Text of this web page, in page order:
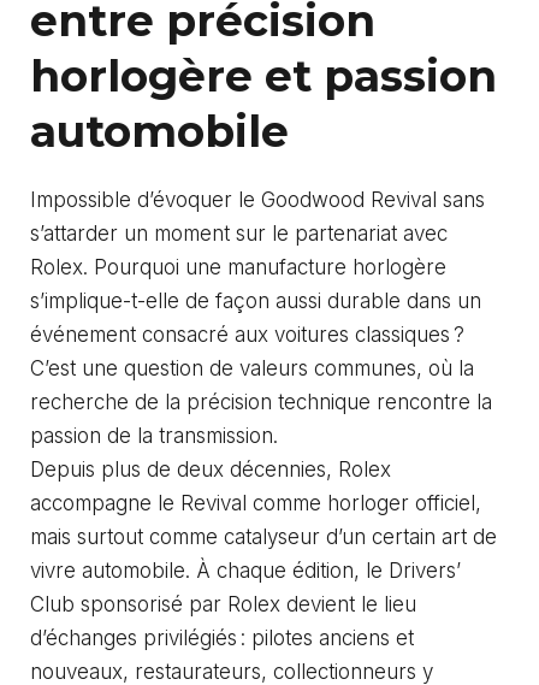
entre précision
horlogère et passion
automobile
Impossible d’évoquer le Goodwood Revival sans
s’attarder un moment sur le partenariat avec
Rolex. Pourquoi une manufacture horlogère
s’implique-t-elle de façon aussi durable dans un
événement consacré aux voitures classiques ?
C’est une question de valeurs communes, où la
recherche de la précision technique rencontre la
passion de la transmission.
Depuis plus de deux décennies, Rolex
accompagne le Revival comme horloger officiel,
mais surtout comme catalyseur d’un certain art de
vivre automobile. À chaque édition, le Drivers’
Club sponsorisé par Rolex devient le lieu
d’échanges privilégiés : pilotes anciens et
nouveaux, restaurateurs, collectionneurs y